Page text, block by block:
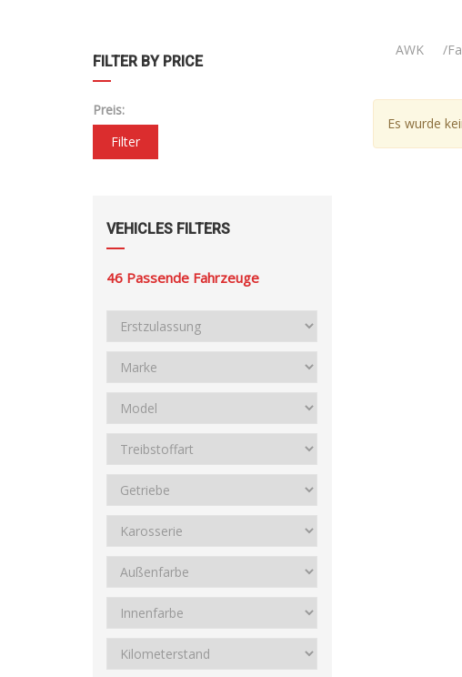
FILTER BY PRICE
Preis:
Filter
VEHICLES FILTERS
46 Passende Fahrzeuge
AWK
Es wurde